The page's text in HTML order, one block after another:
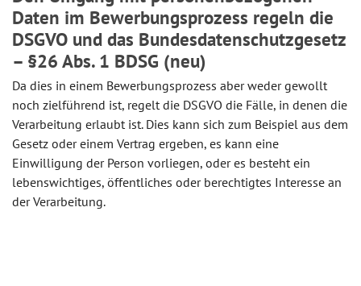
Daten im Bewerbungsprozess regeln die
DSGVO und das Bundesdatenschutzgesetz
– §26 Abs. 1 BDSG (neu)
Da dies in einem Bewerbungsprozess aber weder gewollt
noch zielführend ist, regelt die DSGVO die Fälle, in denen die
Verarbeitung erlaubt ist. Dies kann sich zum Beispiel aus dem
Gesetz oder einem Vertrag ergeben, es kann eine
Einwilligung der Person vorliegen, oder es besteht ein
lebenswichtiges, öffentliches oder berechtigtes Interesse an
der Verarbeitung.